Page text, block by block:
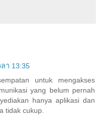
า 13:35
untuk mengakses
yang belum pernah
hanya aplikasi dan
tidak cukup.